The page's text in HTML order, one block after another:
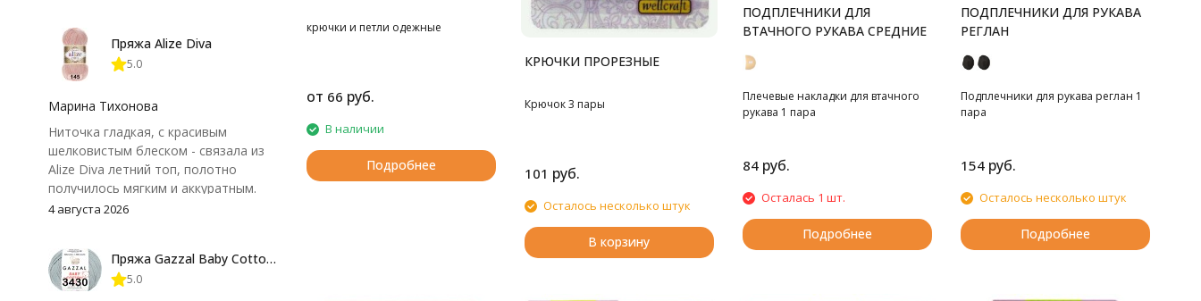
крючки и петли одежные
от 66 руб.
В наличии
Подробнее
КРЮЧКИ ПРОРЕЗНЫЕ
Крючок 3 пары
101 руб.
Осталось несколько штук
В корзину
ПОДПЛЕЧНИКИ ДЛЯ
ВТАЧНОГО РУКАВА СРЕДНИЕ
Плечевые накладки для втачного
рукава 1 пара
84 руб.
Осталась 1 шт.
Подробнее
ПОДПЛЕЧНИКИ ДЛЯ РУКАВА
РЕГЛАН
Подплечники для рукава реглан 1
пара
154 руб.
Осталось несколько штук
Подробнее
Пряжа Alize Diva
5.0
Марина Тихонова
Ниточка гладкая, с красивым
шелковистым блеском - связала из
Alize Diva летний топ, полотно
получилось мягким и аккуратным.
Петли хорошо видны, вяжется
нюанс - пряжа немного скользит и
иногда расслаивается, пришлось
4 августа 2026
Пряжа Gazzal Baby Cotton 25
5.0